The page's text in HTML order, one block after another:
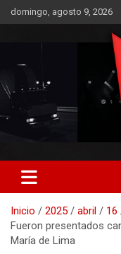
Saltar
al
domingo, agosto 9, 2026
RO
Inicio 2025 abril
16
Fueron presentados
María de Lima